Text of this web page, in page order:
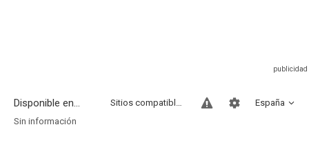
Disponible en... España
Sitios compatibles
Sin información